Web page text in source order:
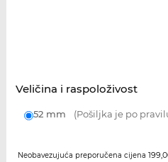
Veličina i raspoloživost
52 mm (Pošiljka je po
Neobavezujuća preporučena cijena